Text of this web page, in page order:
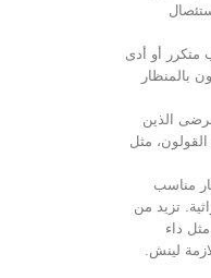
متكرر أو أدى
بالمنظار
الذين
مثل
مناسب
تزيد من
داء
لينش.